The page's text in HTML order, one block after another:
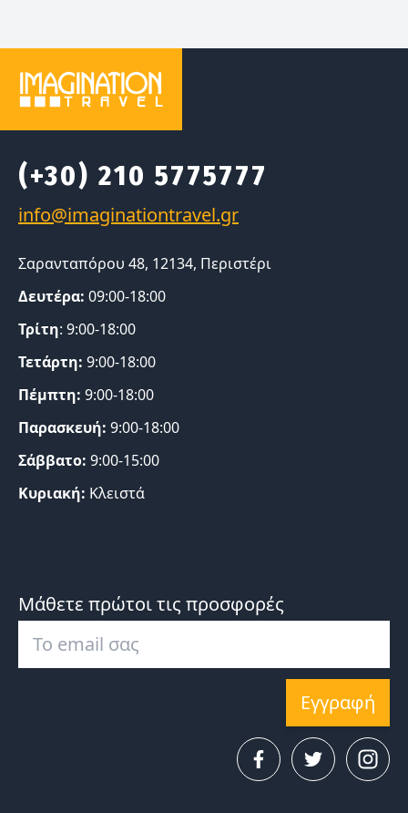
(+30) 210 5775777
Σαρανταπόρου 48, 12134, Περιστέρι
Δευτέρα: 09:00-18:00
Τρίτη: 9:00-18:00
Τετάρτη: 9:00-18:00
Πέμπτη: 9:00-18:00
Παρασκευή: 9:00-18:00
Σάββατο: 9:00-15:00
Κυριακή: Κλειστά
Μάθετε πρώτοι τις προσφορές
Εγγραφή